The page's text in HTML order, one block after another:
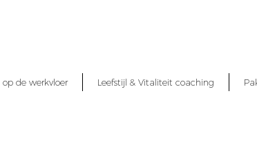
op de werkvloer Leefstijl & Vitaliteit coaching